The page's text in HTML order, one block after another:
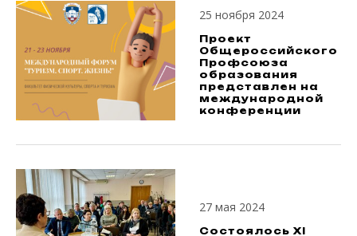
25 ноября 2024
Проект
Общероссийского
Профсоюза
образования
представлен на
международной
конференции
27 мая 2024
Состоялось XI